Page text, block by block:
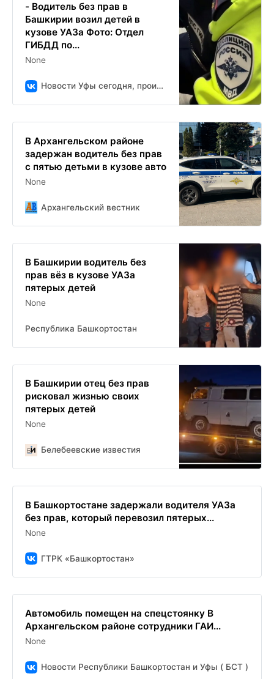
- Водитель без прав в
Башкирии возил детей в
кузове УАЗа Фото: Отдел
ГИБДД по...
None
Новости Уфы сегодня, происшествия, ЧП и ДТП
В Архангельском районе
задержан водитель без прав
с пятью детьми в кузове авто
None
Архангельский вестник
В Башкирии водитель без
прав вёз в кузове УАЗа
пятерых детей
None
Республика Башкортостан
В Башкирии отец без прав
рисковал жизнью своих
пятерых детей
None
Белебеевские известия
В Башкортостане задержали водителя УАЗа
без прав, который перевозил пятерых...
None
ГТРК «Башкортостан»
Автомобиль помещен на спецстоянку В
Архангельском районе сотрудники ГАИ...
None
Новости Республики Башкортостан и Уфы ( БСТ )